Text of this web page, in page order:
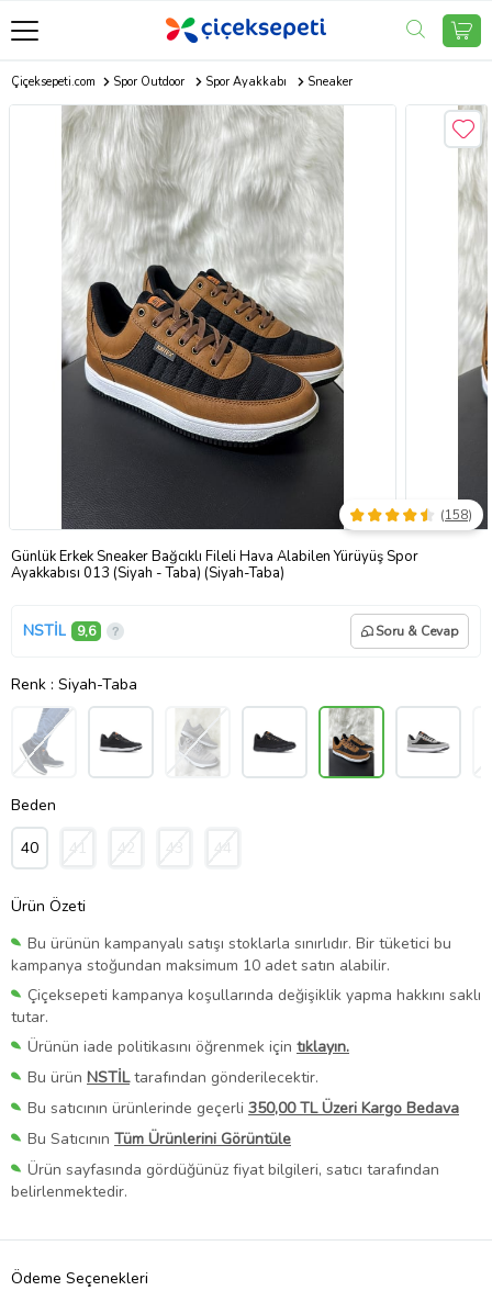
Çiçeksepeti.com Spor Outdoor Spor Ayakkabı Sneaker
Günlük Erkek Sneaker Bağcıklı Fileli Hava Alabilen Yürüyüş Spor
Ayakkabısı 013 (Siyah - Taba) (Siyah-Taba)
(158)
NSTİL 9,6 Soru & Cevap
Renk : Siyah-Taba
Beden
40 41 42 43 44
Ürün Özeti
Bu ürünün kampanyalı satışı stoklarla sınırlıdır. Bir tüketici bu
kampanya stoğundan maksimum 10 adet satın alabilir.
Çiçeksepeti kampanya koşullarında değişiklik yapma hakkını saklı
tutar.
Ürünün iade politikasını öğrenmek için tıklayın.
Bu ürün NSTİLtarafından gönderilecektir.
Bu satıcının ürünlerinde geçerli 350,00 TL Üzeri Kargo Bedava
Bu Satıcının Tüm Ürünlerini Görüntüle
Ürün sayfasında gördüğünüz fiyat bilgileri, satıcı tarafından
belirlenmektedir.
Ödeme Seçenekleri